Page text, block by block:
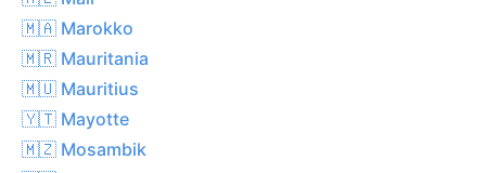
🇲🇦 Marokko
🇲🇷 Mauritania
🇲🇺 Mauritius
🇾🇹 Mayotte
🇲🇿 Mosambik